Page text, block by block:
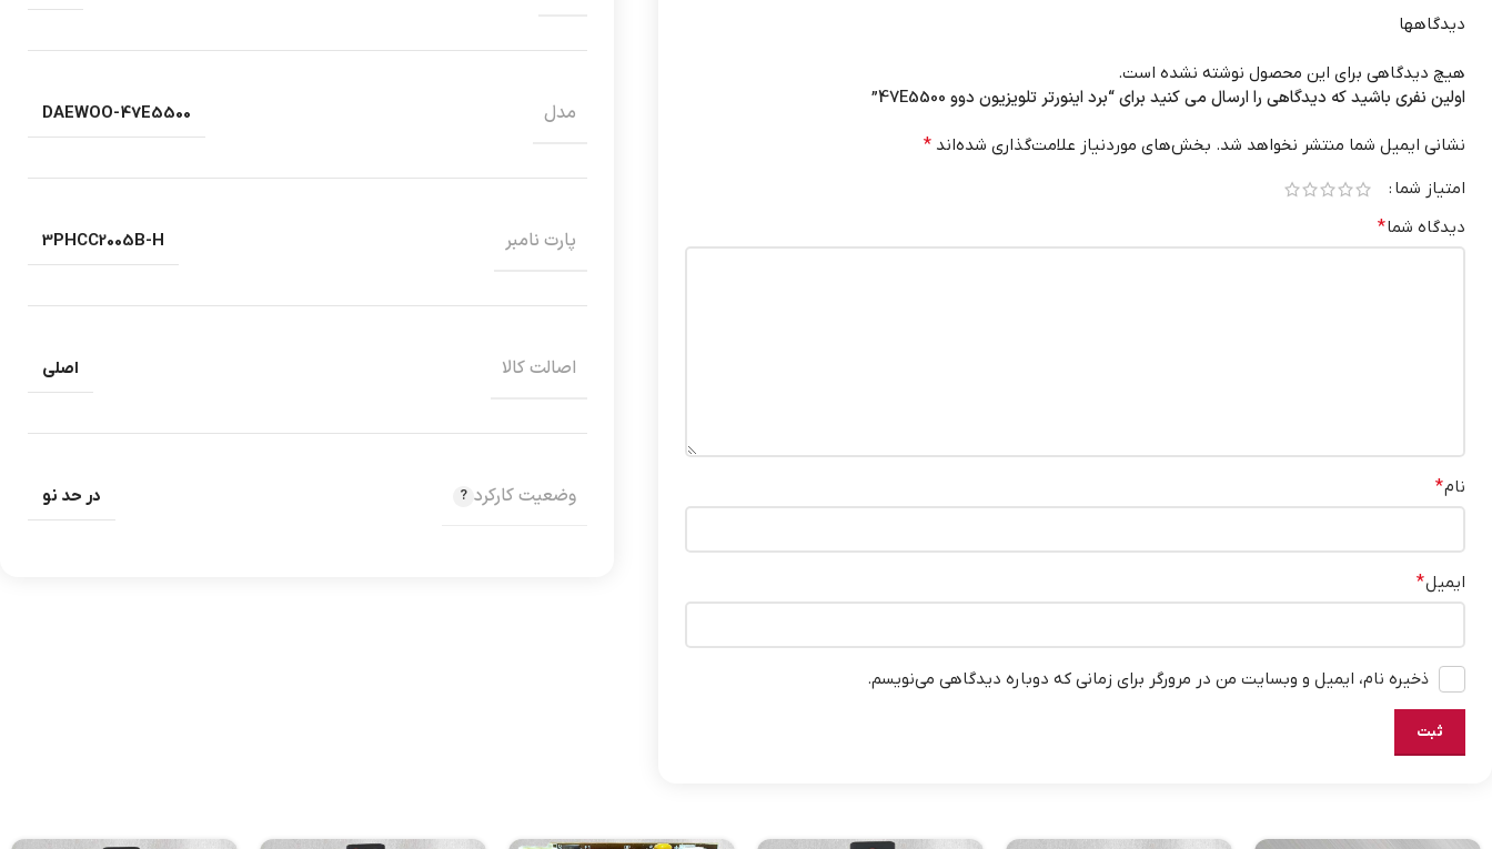
دیدگاهها
هیچ دیدگاهی برای این محصول نوشته نشده است.
اولین نفری باشید که دیدگاهی را ارسال می کنید برای “برد اینورتر تلویزیون دوو 47E5500”
نشانی ایمیل شما منتشر نخواهد شد. بخش‌های موردنیاز علامت‌گذاری شده‌اند *
امتیاز شما
دیدگاه شما*
نام*
ایمیل*
ذخیره نام، ایمیل و وبسایت من در مرورگر برای زمانی که دوباره دیدگاهی می‌نویسم.
مدل DAEWOO-47E5500
پارت نامبر 3PHCC2005B-H
اصالت کالا اصلی
وضعیت کارکرد در حد نو